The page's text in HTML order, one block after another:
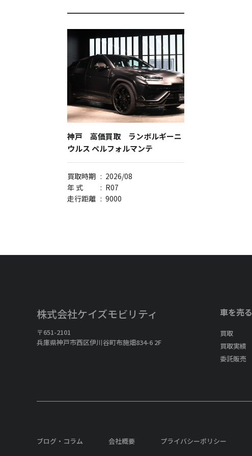
神戸 高価買取 ランボルギーニ
ウルス ペルフォルマンテ
買取時期 : 2026/08
年 式
: R07
走行距離 : 9000
株式会社ケイズモビリティ
〒651-2101
兵庫県神戸市西区伊川谷町布施畑834-6 2F
車を売る
買取
買取実績
委託販売
ブログ・コラム 会社概要 プライバシーポリシー